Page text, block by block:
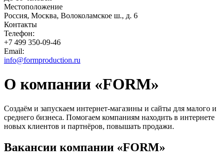
Местоположение
Россия, Москва, Волоколамское ш., д. 6
Контакты
Телефон:
+7 499 350-09-46
Email:
info@formproduction.ru
О компании «FORM»
Создаём и запускаем интернет-магазины и сайты для малого и
среднего бизнеса. Помогаем компаниям находить в интернете
новых клиентов и партнёров, повышать продажи.
Вакансии компании «FORM»